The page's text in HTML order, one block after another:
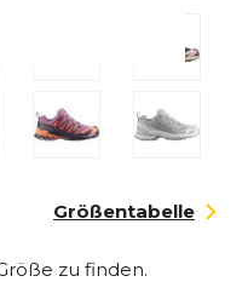
Größentabelle
zu finden.